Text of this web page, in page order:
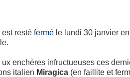
est resté ferméle lundi 30 janvier
enchères infructueuses ces
italien Miragica(en faillite et